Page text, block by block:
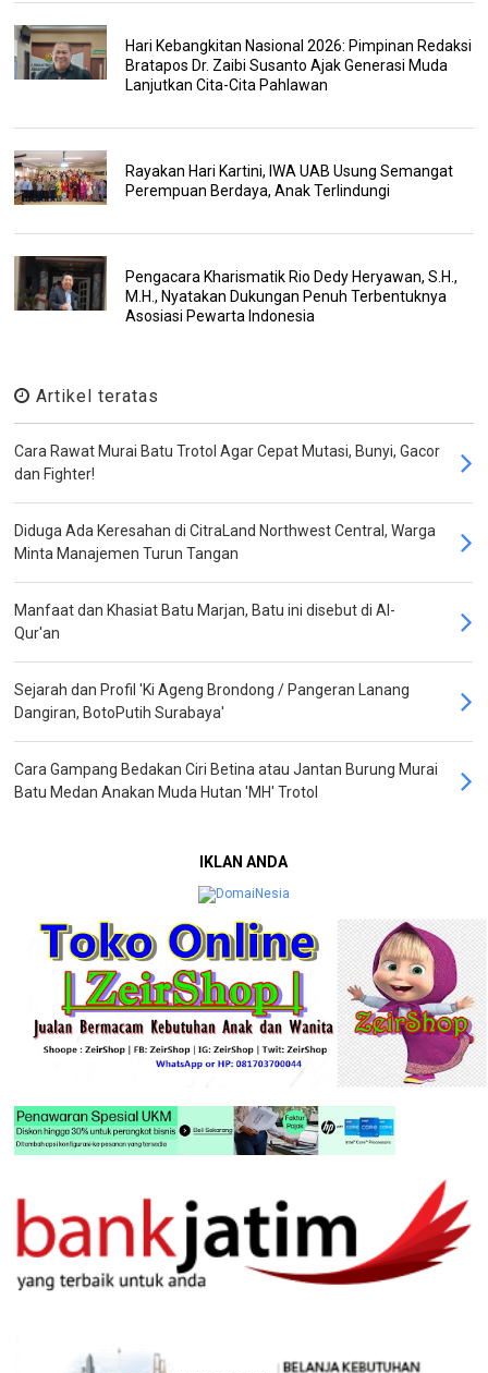
Hari Kebangkitan Nasional 2026: Pimpinan Redaksi
Bratapos Dr. Zaibi Susanto Ajak Generasi Muda
Lanjutkan Cita-Cita Pahlawan
Rayakan Hari Kartini, IWA UAB Usung Semangat
Perempuan Berdaya, Anak Terlindungi
Pengacara Kharismatik Rio Dedy Heryawan, S.H.,
M.H., Nyatakan Dukungan Penuh Terbentuknya
Asosiasi Pewarta Indonesia
Artikel teratas
Cara Rawat Murai Batu Trotol Agar Cepat Mutasi, Bunyi, Gacor
dan Fighter!
Diduga Ada Keresahan di CitraLand Northwest Central, Warga
Minta Manajemen Turun Tangan
Manfaat dan Khasiat Batu Marjan, Batu ini disebut di Al-
Qur'an
Sejarah dan Profil 'Ki Ageng Brondong / Pangeran Lanang
Dangiran, BotoPutih Surabaya'
Cara Gampang Bedakan Ciri Betina atau Jantan Burung Murai
Batu Medan Anakan Muda Hutan 'MH' Trotol
IKLAN ANDA